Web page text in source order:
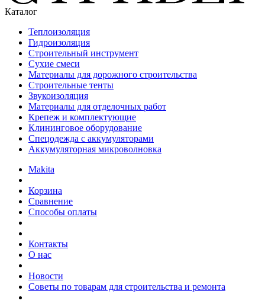
Каталог
Теплоизоляция
Гидроизоляция
Строительный инструмент
Сухие смеси
Материалы для дорожного строительства
Строительные тенты
Звукоизоляция
Материалы для отделочных работ
Крепеж и комплектующие
Клининговое оборудование
Спецодежда с аккумуляторами
Аккумуляторная микроволновка
Makita
Корзина
Сравнение
Способы оплаты
Контакты
О нас
Новости
Советы по товарам для строительства и ремонта